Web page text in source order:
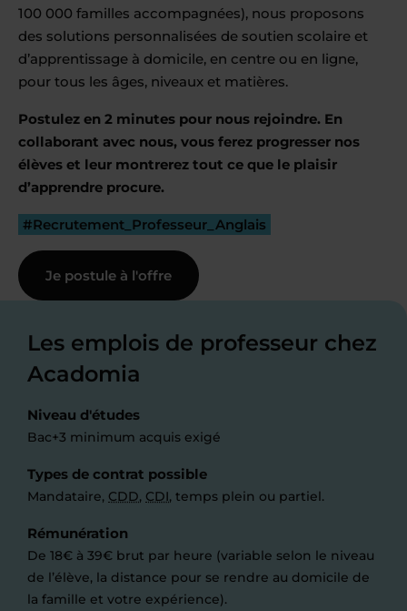
100 000 familles accompagnées), nous proposons
des solutions personnalisées de soutien scolaire et
d’apprentissage à domicile, en centre ou en ligne,
pour tous les âges, niveaux et matières.
Postulez en 2 minutes pour nous rejoindre. En
collaborant avec nous, vous ferez progresser nos
élèves et leur montrerez tout ce que le plaisir
d’apprendre procure.
#Recrutement_Professeur_Anglais
Je postule à l'offre
Les emplois de professeur chez
Acadomia
Niveau d'études
Bac+3 minimum acquis exigé
Types de contrat possible
Mandataire, CDD, CDI, temps plein ou partiel.
Rémunération
De 18€ à 39€ brut par heure (variable selon le niveau
de l’élève, la distance pour se rendre au domicile de
la famille et votre expérience).